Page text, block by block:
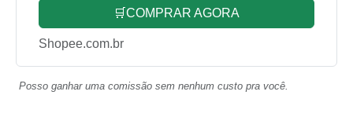
🛒COMPRAR AGORA
Shopee.com.br
Posso ganhar uma comissão sem nenhum custo pra você.